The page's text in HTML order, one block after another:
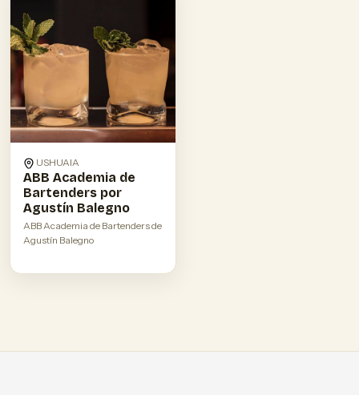
USHUAIA
ABB Academia de
Bartenders por
Agustín Balegno
ABB Academia de Bartenders de
Agustín Balegno